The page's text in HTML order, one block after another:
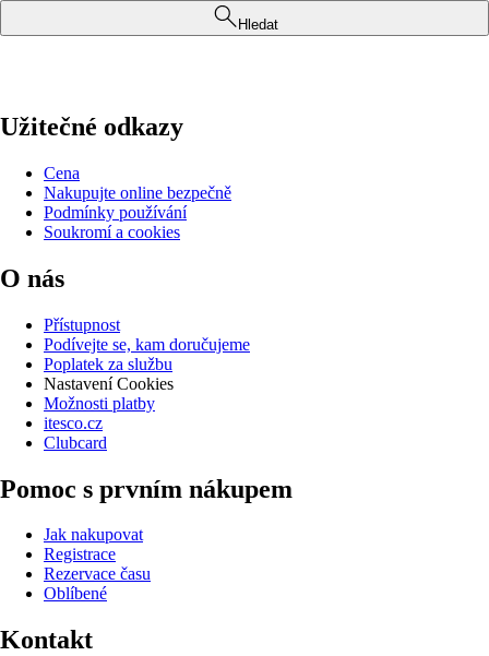
Hledat
Užitečné odkazy
Cena
Nakupujte online bezpečně
Podmínky používání
Soukromí a cookies
O nás
Přístupnost
Podívejte se, kam doručujeme
Poplatek za službu
Nastavení Cookies
Možnosti platby
itesco.cz
Clubcard
Pomoc s prvním nákupem
Jak nakupovat
Registrace
Rezervace času
Oblíbené
Kontakt